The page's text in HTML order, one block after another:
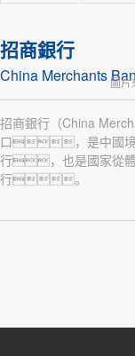
招商銀行
China Merchants 圖
招商銀行（China
口，是中國境
行，也是國家從體
行。